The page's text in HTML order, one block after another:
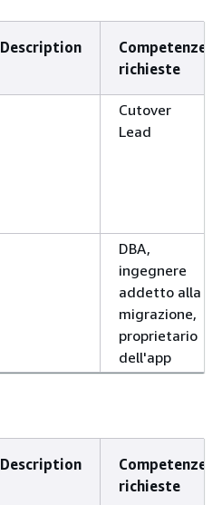
Description
Competenze
richieste
Cutover
Lead
DBA,
ingegnere
addetto alla
migrazione,
proprietario
dell'app
Description
Competenze
richieste